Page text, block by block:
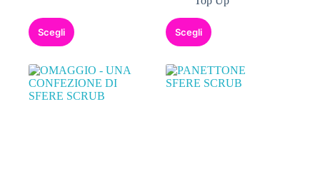
Scegli Scegli